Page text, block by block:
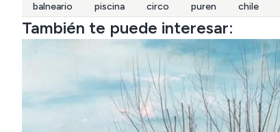
balneario piscina circo puren chile
También te puede interesar: